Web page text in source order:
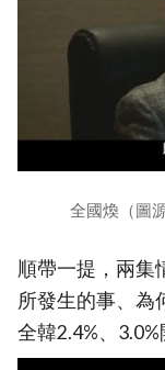
全國煥（圖
順帶一提，兩集
所發生的事、為
全韓2.4%、